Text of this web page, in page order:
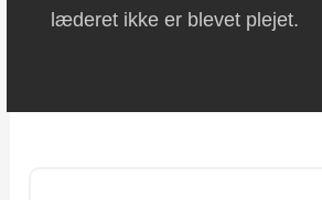
læderet ikke er blevet plejet.